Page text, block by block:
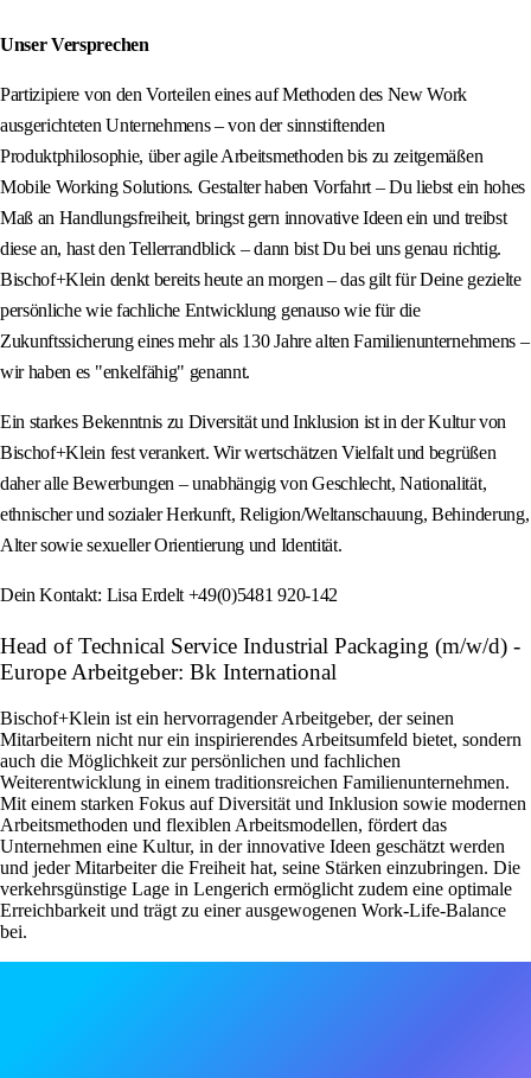
Unser Versprechen
Partizipiere von den Vorteilen eines auf Methoden des New Work
ausgerichteten Unternehmens – von der sinnstiftenden
Produktphilosophie, über agile Arbeitsmethoden bis zu zeitgemäßen
Mobile Working Solutions. Gestalter haben Vorfahrt – Du liebst ein hohes
Maß an Handlungsfreiheit, bringst gern innovative Ideen ein und treibst
diese an, hast den Tellerrandblick – dann bist Du bei uns genau richtig.
Bischof+Klein denkt bereits heute an morgen – das gilt für Deine gezielte
persönliche wie fachliche Entwicklung genauso wie für die
Zukunftssicherung eines mehr als 130 Jahre alten Familienunternehmens –
wir haben es "enkelfähig" genannt.
Ein starkes Bekenntnis zu Diversität und Inklusion ist in der Kultur von
Bischof+Klein fest verankert. Wir wertschätzen Vielfalt und begrüßen
daher alle Bewerbungen – unabhängig von Geschlecht, Nationalität,
ethnischer und sozialer Herkunft, Religion/Weltanschauung, Behinderung,
Alter sowie sexueller Orientierung und Identität.
Dein Kontakt: Lisa Erdelt +49(0)5481 920-142
Head of Technical Service Industrial Packaging (m/w/d) -
Europe Arbeitgeber: Bk International
Bischof+Klein ist ein hervorragender Arbeitgeber, der seinen
Mitarbeitern nicht nur ein inspirierendes Arbeitsumfeld bietet, sondern
auch die Möglichkeit zur persönlichen und fachlichen
Weiterentwicklung in einem traditionsreichen Familienunternehmen.
Mit einem starken Fokus auf Diversität und Inklusion sowie modernen
Arbeitsmethoden und flexiblen Arbeitsmodellen, fördert das
Unternehmen eine Kultur, in der innovative Ideen geschätzt werden
und jeder Mitarbeiter die Freiheit hat, seine Stärken einzubringen. Die
verkehrsgünstige Lage in Lengerich ermöglicht zudem eine optimale
Erreichbarkeit und trägt zu einer ausgewogenen Work-Life-Balance
bei.